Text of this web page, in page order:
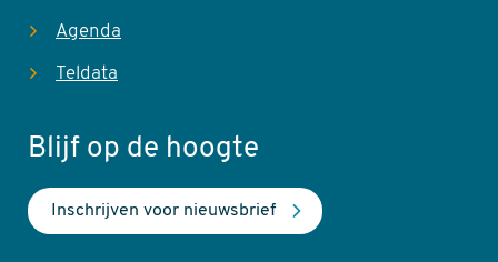
Agenda
Teldata
Blijf op de hoogte
Inschrijven voor nieuwsbrief